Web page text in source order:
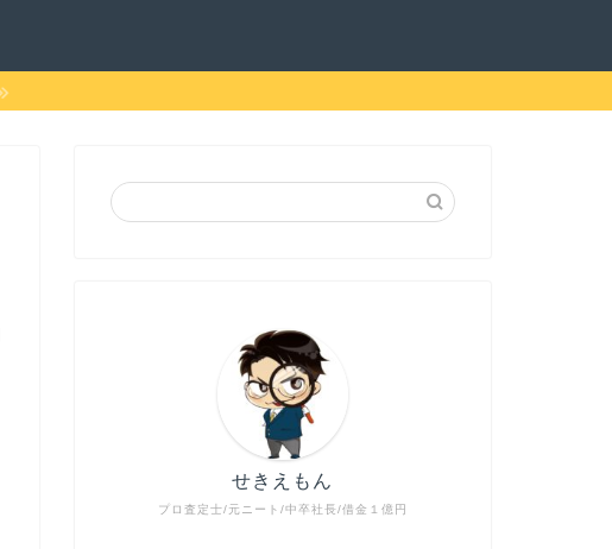
プロ査定士/元ニート/中卒社長/借金１億円
せきえもん